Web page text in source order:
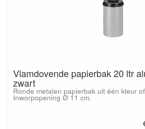
Vlamdovende papierbak 20 ltr
zwart
Ronde metalen papierbak uit één kleur
Inworpopening Ø 11 cm.